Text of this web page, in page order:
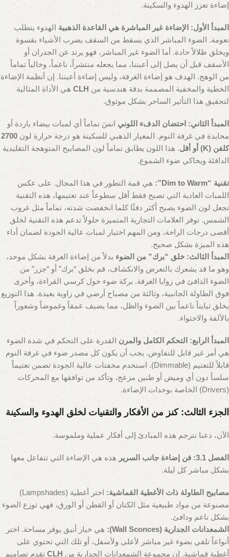
إضاءة تعزز الهدوء والسكينة.
المبدأ الأول: الإضاءة غير المباشرة هي القاعدة الذهبية الهدوء يتطلب
نعومة. الضوء المباشر الذي يسقط من السقف يضرب الأشياء بقسوة
ويخلق ظلالاً حادة. أما الضوء غير المباشر، فهو يرتد عن الجدران أو
الأسقف قبل أن يصل إلى أعيننا، مما يجعله منتشراً، ناعماً، وخالياً تماماً
من الوهج. الهدف هو إضاءة الغرفة، وليس إضاءة أعيننا. إن أنظمة الإضاءة
الخطية والمخفية المصممة بدقة هندسية من CLH هي الأداة المثالية
لتحقيق هذا التأثير الساحر بشكل موثوق.
المبدأ الثاني: احتضان الدفء اللوني انسَ تماماً أي لمبات بيضاء باردة أو
محايدة في غرفة النوم. المعيار الذهبي للسكينة هو درجة حرارة لون 2700
كلفن (K) أو أقل
. هذا اللون يطابق تماماً لون المصابيح المتوهجة التقليدية
الدافئة ويحاكي ضوء الشموع.
تقنية “Dim to Warm”:
هي قمة التطور في هذا المجال. على عكس
اللمبات العادية التي تصبح فقط أقل سطوعاً عند تعتيمها، هذه التقنية
تجعل لون الضوء يصبح أكثر دفئًا كلما انخفضت شدته، تماماً مثل غروب
الشمس. توفر العلامات التجارية المتميزة حلولاً تدعم هذه التقنية لخلق
أقصى درجات الراحة، ومن المهم اختيار لمبات عالية الجودة لضمان أداء
هذه الميزة بشكل صحيح.
المبدأ الثالث: خلق “برك” من الضوء بدلاً من إضاءة الغرفة بشكل موحد،
وهو ما قد يشعرك بالتعرض والانكشاف، قم بخلق “برك” أو “جزر” من
الضوء الدافئ في زوايا الغرفة. بركة ضوء حول كرسي القراءة، وأخرى
فوق الطاولة الجانبية، وثالثة من مصباح أرضي في زاوية بعيدة. هذا التوزيع
يخلق تبايناً ناعماً بين الضوء والظل، مما يضيف عمقاً وغموضاً وشعوراً
بالألفة والاحتواء.
المبدأ الرابع: التحكم الكامل والمرن القدرة على التحكم في شدة الضوء
هي أمر غير قابل للتفاوض. يجب أن يكون كل مصدر ضوء في غرفة النوم
قابلاً للتعتيم (Dimmable). استخدم مخفتات عالية الجودة تضمن تعتيماً
سلساً دون أي وميض أو طنين مزعج، وتأكد من توافقها مع المحركات
(Drivers) الخاصة بوحدات الإضاءة.
الجزء الثالث: كنز من الأفكار والتقنيات لخلق الهدوء والسكينة
الآن، دعنا نترجم هذه المبادئ إلى أفكار عملية وملموسة.
الفصل 3.1: فن إضاءة جانب السرير
هذه هي الإضاءة التي تتفاعل معها
بشكل مباشر كل ليلة.
مصابيح الطاولة ذات الأغطية القماشية:
اختر أغطية (Lampshades)
مصنوعة من مواد طبيعية مثل الكتان أو القطن أو الورق، فهي توزع الضوء
بشكل ناعم ودافئ.
الشمعدانات الجدارية (Wall Sconces):
هي خيار أنيق يوفر مساحة. اختر
أنواعاً تلقي بضوء غير مباشر لأعلى ولأسفل، أو تلك التي تحتوي على
أغطية قماشية. إن مجموعة الشمعدانات الجدارية من CLH تقدم تصاميم